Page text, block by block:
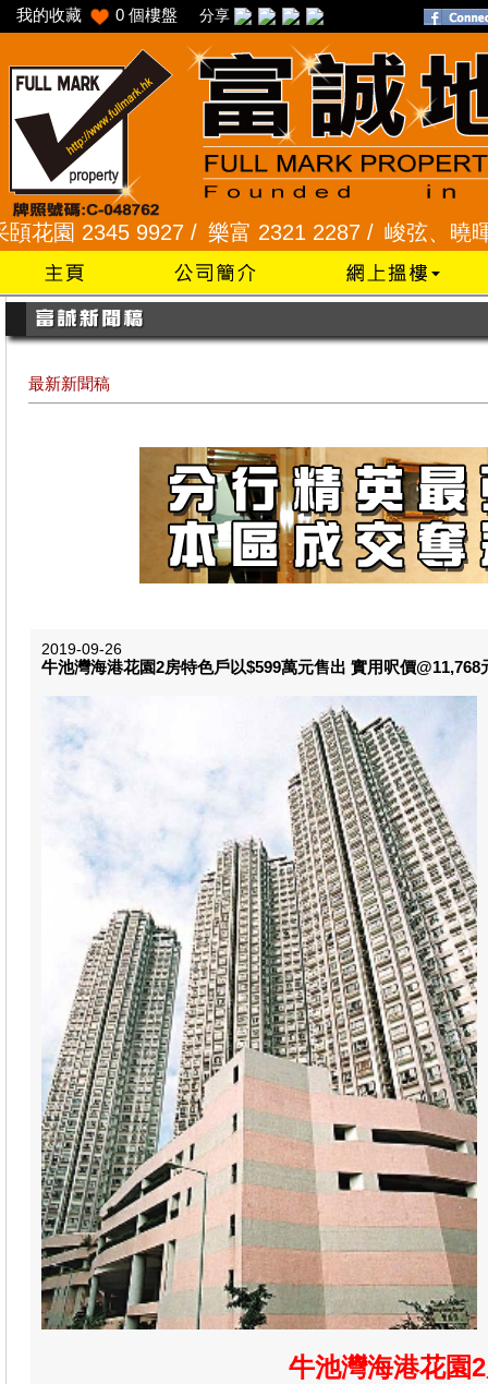
我的收藏 0 個樓盤 分享
9927 /樂富 2321 2287 /峻弦、曉暉花園 2345
最新新聞稿
2019-09-26
牛池灣海港花園2房特色戶以$599萬元售出 實用呎價@11,768
牛池灣海港花園